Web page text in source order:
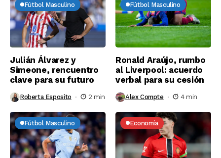
Fútbol Masculino
Julián Álvarez y
Simeone, rencuentro
clave para su futuro
Roberta Esposito 2 min
Fútbol Masculino
Ronald Araújo, rumbo
al Liverpool: acuerdo
verbal para su cesión
Alex Compte 4 min
Fútbol Masculino Economía